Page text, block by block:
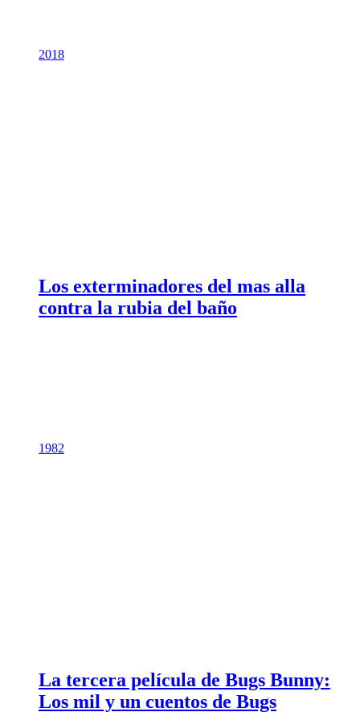
2018
Los exterminadores del mas alla
contra la rubia del baño
1982
La tercera película de Bugs Bunny:
Los mil y un cuentos de Bugs